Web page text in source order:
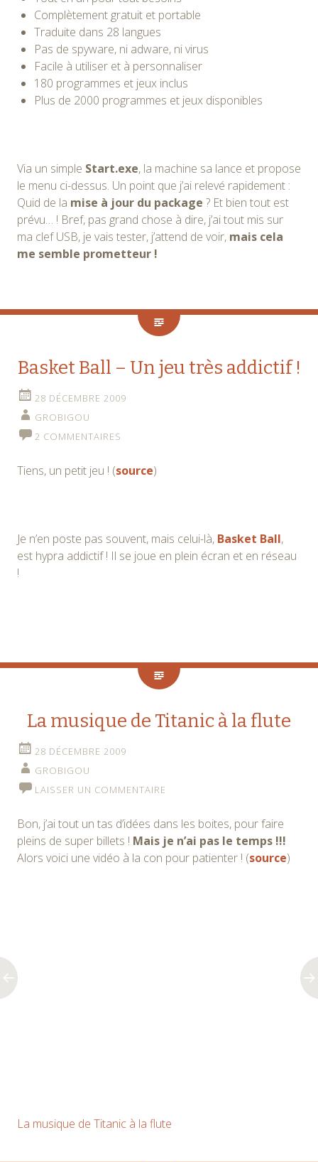
Complètement gratuit et portable
Traduite dans 28 langues
Pas de spyware, ni adware, ni virus
Facile à utiliser et à personnaliser
180 programmes et jeux inclus
Plus de 2000 programmes et jeux disponibles
Via un simple Start.exe, la machine sa lance et propose
le menu ci-dessus. Un point que j’ai relevé rapidement :
Quid de la mise à jour du package ? Et bien tout est
prévu… ! Bref, pas grand chose à dire, j’ai tout mis sur
ma clef USB, je vais tester, j’attend de voir, mais cela
me semble prometteur !
Basket Ball – Un jeu très addictif !
28 DÉCEMBRE 2009
GROBIGOU
2 COMMENTAIRES
Tiens, un petit jeu ! (source)
Je n’en poste pas souvent, mais celui-là, Basket Ball,
est hypra addictif ! Il se joue en plein écran et en réseau
!
La musique de Titanic à la flute
28 DÉCEMBRE 2009
GROBIGOU
LAISSER UN COMMENTAIRE
Bon, j’ai tout un tas d’idées dans les boites, pour faire
pleins de super billets ! Mais je n’ai pas le temps !!!
Alors voici une vidéo à la con pour patienter ! (source)
La musique de Titanic à la flute